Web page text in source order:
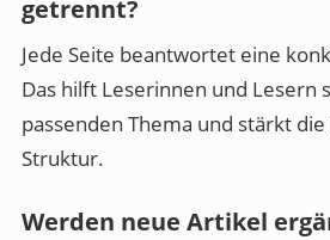
getrennt?
Jede Seite beantwortet eine
Das hilft Leserinnen und Lesern
passenden Thema und stärkt die
Struktur.
Werden neue Artikel